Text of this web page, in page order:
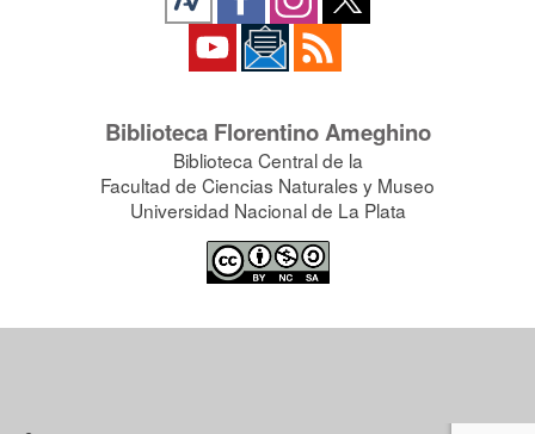
Biblioteca Florentino Ameghino
Biblioteca Central de la
Facultad de Ciencias Naturales y Museo
Universidad Nacional de La Plata